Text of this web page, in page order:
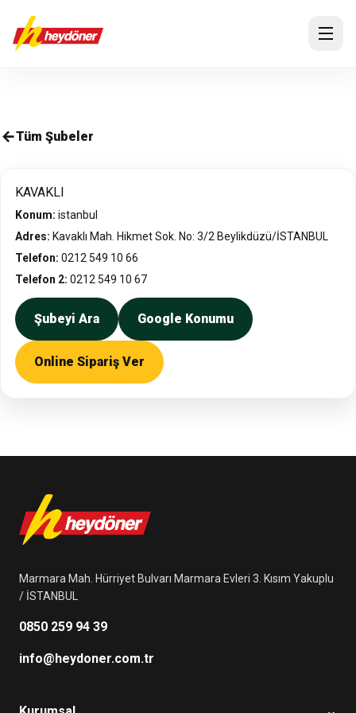
Tüm Şubeler
KAVAKLI
Konum: istanbul
Adres: Kavaklı Mah. Hikmet Sok. No: 3/2 Beylikdüzü/İSTANBUL
Telefon: 0212 549 10 66
Telefon 2: 0212 549 10 67
Şubeyi Ara Google Konumu
Online Sipariş Ver
Marmara Mah. Hürriyet Bulvarı Marmara Evleri 3. Kısım Yakuplu
/ İSTANBUL
0850 259 94 39
info@heydoner.com.tr